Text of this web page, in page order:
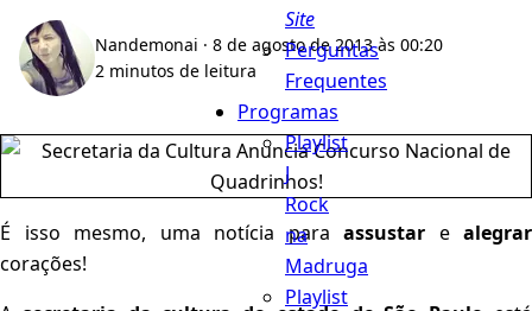
Site
Perguntas
Frequentes
Programas
Playlist
J
Rock
na
Madruga
Playlist
Nandemonai · 8 de agosto de 2013 às 00:20
2 minutos de leitura
É isso mesmo, uma notícia para assustar e alegrar
corações!